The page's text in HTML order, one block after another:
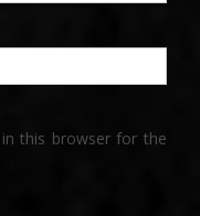
this browser for the